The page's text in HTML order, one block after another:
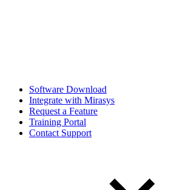
Software Download
Integrate with Mirasys
Request a Feature
Training Portal
Contact Support